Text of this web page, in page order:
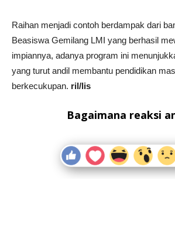
Raihan menjadi contoh berdampak dari
Beasiswa Gemilang LMI yang berhasil
impiannya, adanya program ini
yang turut andil membantu pendidikan
berkecukupan. ril/lis
Bagaimana reaksi